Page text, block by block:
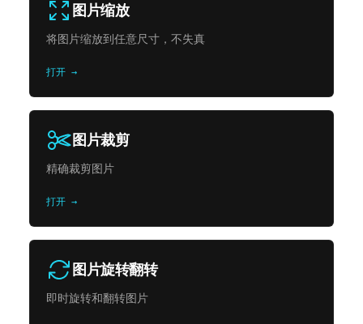
图片缩放
将图片缩放到任意尺寸，不失真
打开 →
图片裁剪
精确裁剪图片
打开 →
图片旋转翻转
即时旋转和翻转图片